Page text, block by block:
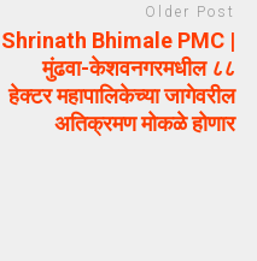
Older Post
Shrinath Bhimale PMC |
मुंढवा-केशवनगरमधील ८८
हेक्टर महापालिकेच्या जागेवरील
अतिक्रमण मोकळे होणार